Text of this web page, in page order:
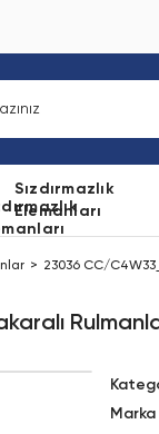
Sızdırmazlık
Elemanları
23036 CC/
Marka